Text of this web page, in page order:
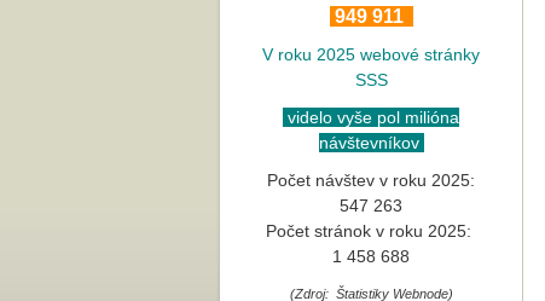
949 911
V roku 2025 webové stránky
SSS
videlo vyše pol milióna
návštevníkov
Počet návštev v roku 2025:
547 263
Počet stránok v roku 2025:
1 458 688
(Zdroj: Štatistiky Webnode)